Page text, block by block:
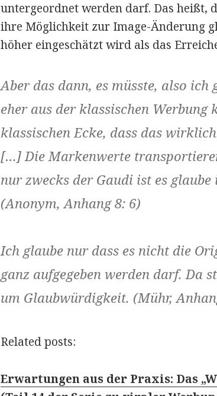
untergeordnet werden darf. Das heißt,
ihre Möglichkeit zur Image-Änderung
höher eingeschätzt wird als das
Aber das dann, es müsste, also ich
eher aus der klassischen Werbung
klassischen Ecke, dass das
[…] Die Markenwerte
nur zwecks der Gaudi ist es glaube
(Anonym, Anhang 8: 6)
Ich glaube nur dass es nicht die
ganz aufgegeben werden darf. Da
um Glaubwürdigkeit. (Mühr,
Related posts:
Erwartungen aus der Praxis: Das